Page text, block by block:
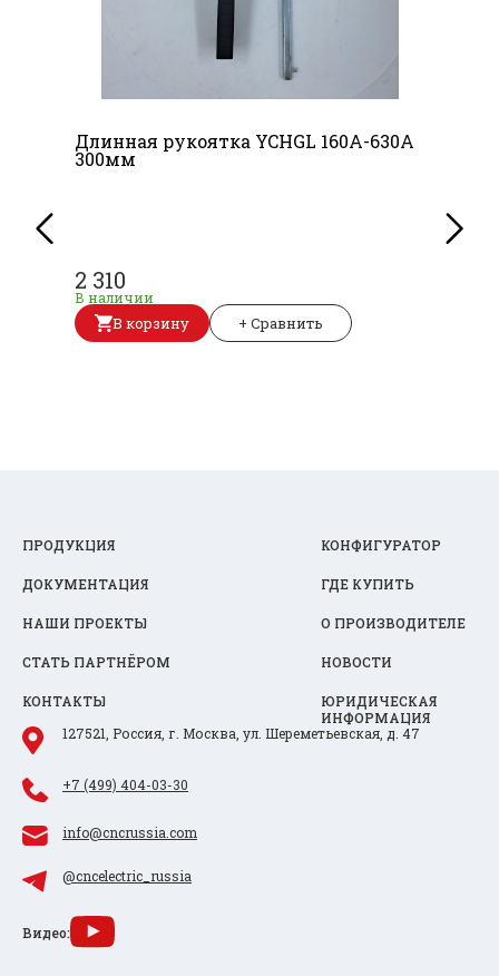
Длинная рукоятка YCHGL 160A-630A
300мм
2 310
В наличии
В корзину + Сравнить
ПРОДУКЦИЯ КОНФИГУРАТОР
ДОКУМЕНТАЦИЯ ГДЕ КУПИТЬ
НАШИ ПРОЕКТЫ О ПРОИЗВОДИТЕЛЕ
СТАТЬ ПАРТНЁРОМ НОВОСТИ
КОНТАКТЫ
ЮРИДИЧЕСКАЯ
ИНФОРМАЦИЯ
127521, Россия, г. Москва, ул. Шереметьевская, д. 47
+7 (499) 404-03-30
info@cncrussia.com
@cncelectric_russia
Видео: